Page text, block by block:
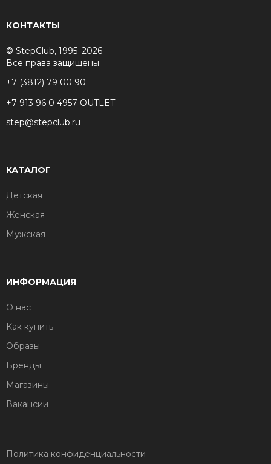
КОНТАКТЫ
© StepClub, 1995–2026
Все права защищены
+7 (3812) 79 00 90
+7 913 96 0 4957 OUTLET
step@stepclub.ru
КАТАЛОГ
Детская
Женская
Мужская
ИНФОРМАЦИЯ
О нас
Как купить
Образы
Бренды
Магазины
Вакансии
Политика конфиденциальности